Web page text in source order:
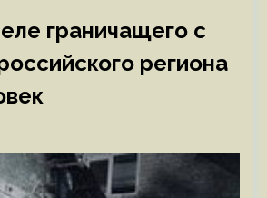
граничащего с
региона